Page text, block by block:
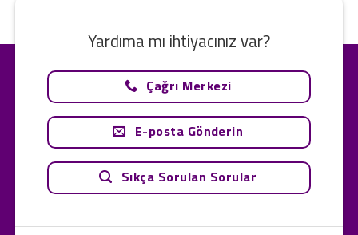
Yardıma mı ihtiyacınız var?
Çağrı Merkezi
E-posta Gönderin
Sıkça Sorulan Sorular